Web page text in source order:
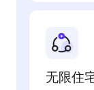
无限住